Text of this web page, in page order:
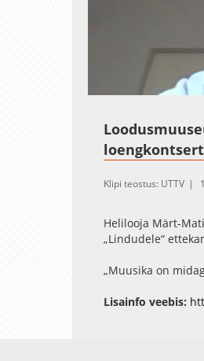
Loaded:
0.40%
Klipi teostus: UTTV
Helilooja Märt-
„Lindudele“
„Muusika on
väljapoole jäävat
Lisainfo veebis: